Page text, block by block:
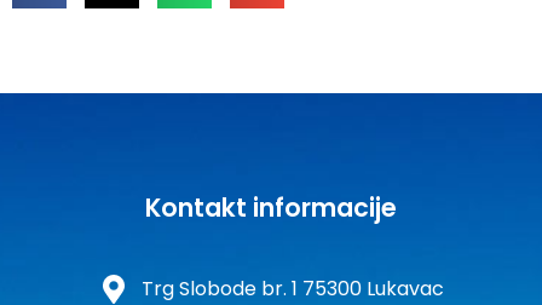
Kontakt informacije
Trg Slobode br. 1 75300 Lukavac